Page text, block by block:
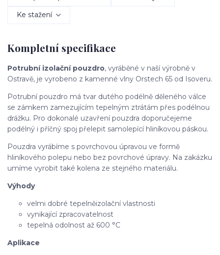
Ke stažení
Kompletní specifikace
Potrubní izolační pouzdro, vyráběné v naší výrobně v
Ostravě, je vyrobeno z kamenné vlny Orstech 65 od Isoveru.
Potrubní pouzdro má tvar dutého podélně děleného válce
se zámkem zamezujícím tepelným ztrátám přes podélnou
drážku. Pro dokonalé uzavření pouzdra doporučejeme
podélný i příčný spoj přelepit samolepící hliníkovou páskou.
Pouzdra vyrábíme s povrchovou úpravou ve formě
hliníkového polepu nebo bez povrchové úpravy. Na zakázku
umíme vyrobit také kolena ze stejného materiálu.
Výhody
velmi dobré tepelněizolační vlastnosti
vynikající zpracovatelnost
tepelná odolnost až 600 °C
Aplikace